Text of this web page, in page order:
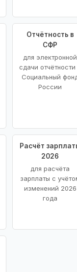
Отчётность в
СФР
для электронной
сдачи отчётности
Социальный
России
Расчёт
2026
для расчёта
зарплаты с
изменений 2026
года